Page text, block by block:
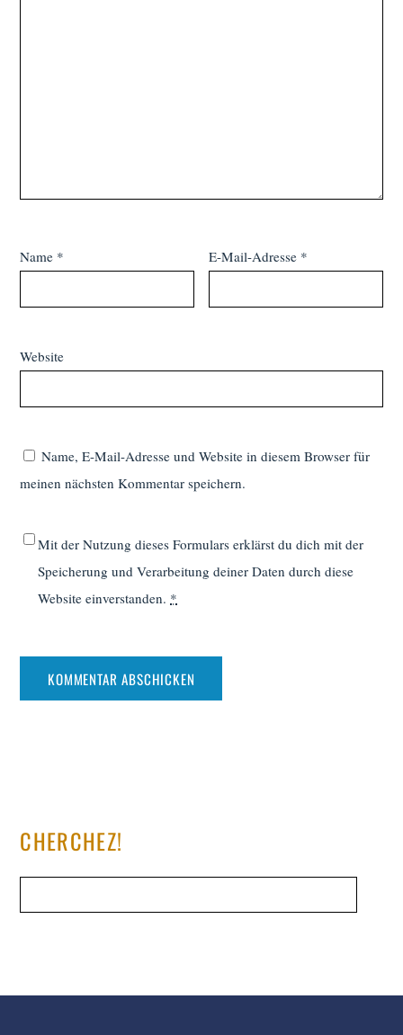
Name * E-Mail-Adresse *
Website
Name, E-Mail-Adresse und Website in diesem Browser für
meinen nächsten Kommentar speichern.
Mit der Nutzung dieses Formulars erklärst du dich mit der
Speicherung und Verarbeitung deiner Daten durch diese
Website einverstanden. *
CHERCHEZ!